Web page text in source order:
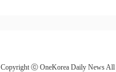
Copyright ⓒ OneKorea Daily News All